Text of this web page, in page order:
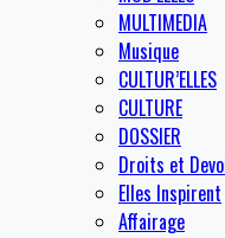
MULTIMEDIA
Musique
CULTUR’ELLES
CULTURE
DOSSIER
Droits et
Elles Inspirent
Affairage